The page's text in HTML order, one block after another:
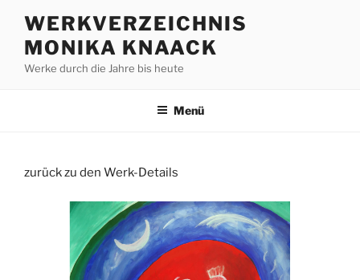
Inhalt
springen
WERKVERZEICHNIS
MONIKA KNAACK
Werke durch die Jahre bis heute
Menü
zurück zu den Werk-Details